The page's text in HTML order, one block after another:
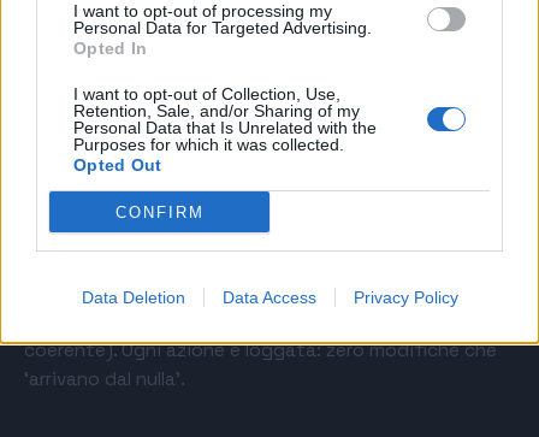
I want to opt-out of processing my
Personal Data for Targeted Advertising.
Opted In
I want to opt-out of Collection, Use,
Retention, Sale, and/or Sharing of my
Personal Data that Is Unrelated with the
Purposes for which it was collected.
Opted Out
CONFIRM
Data Deletion Data Access Privacy Policy
già Google con Smart Bidding, lo fa già Meta con
Advantage+). L’obiettivo è coordinare i due algoritmi,
piattaforme non possono prendere da sole: spostare
budget tra Google e Meta, mettere in pausa una
creatività che sta crollando, anticipare una
stagionalità.
Pilot lavora su tre livelli: monitoraggio continuo
perché, impatto stimato), esecuzione assistita (un
coerente). Ogni azione è loggata: zero modifiche che
‘arrivano dal nulla’.